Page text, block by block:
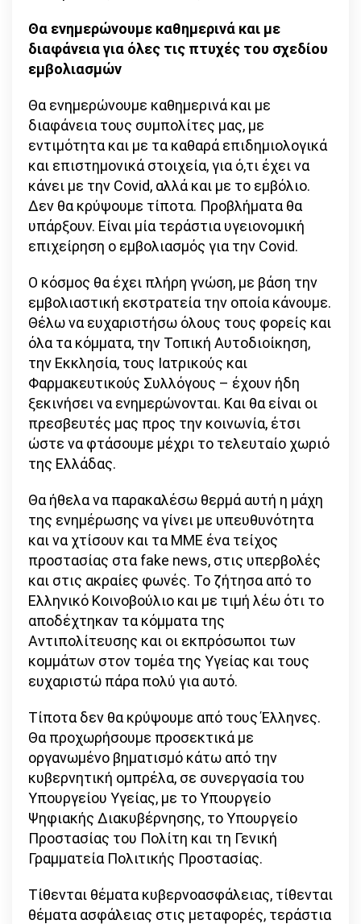
Θα ενημερώνουμε καθημερινά και με
διαφάνεια για όλες τις πτυχές του σχεδίου
εμβολιασμών
Θα ενημερώνουμε καθημερινά και με
διαφάνεια τους συμπολίτες μας, με
εντιμότητα και με τα καθαρά επιδημιολογικά
και επιστημονικά στοιχεία, για ό,τι έχει να
κάνει με την Covid, αλλά και με το εμβόλιο.
Δεν θα κρύψουμε τίποτα. Προβλήματα θα
υπάρξουν. Είναι μία τεράστια υγειονομική
επιχείρηση ο εμβολιασμός για την Covid.
Ο κόσμος θα έχει πλήρη γνώση, με βάση την
εμβολιαστική εκστρατεία την οποία κάνουμε.
Θέλω να ευχαριστήσω όλους τους φορείς και
όλα τα κόμματα, την Τοπική Αυτοδιοίκηση,
την Εκκλησία, τους Ιατρικούς και
Φαρμακευτικούς Συλλόγους – έχουν ήδη
ξεκινήσει να ενημερώνονται. Και θα είναι οι
πρεσβευτές μας προς την κοινωνία, έτσι
ώστε να φτάσουμε μέχρι το τελευταίο χωριό
της Ελλάδας.
Θα ήθελα να παρακαλέσω θερμά αυτή η μάχη
της ενημέρωσης να γίνει με υπευθυνότητα
και να χτίσουν και τα ΜΜΕ ένα τείχος
προστασίας στα fake news, στις υπερβολές
και στις ακραίες φωνές. Το ζήτησα από το
Ελληνικό Κοινοβούλιο και με τιμή λέω ότι το
αποδέχτηκαν τα κόμματα της
Αντιπολίτευσης και οι εκπρόσωποι των
κομμάτων στον τομέα της Υγείας και τους
ευχαριστώ πάρα πολύ για αυτό.
Τίποτα δεν θα κρύψουμε από τους Έλληνες.
Θα προχωρήσουμε προσεκτικά με
οργανωμένο βηματισμό κάτω από την
κυβερνητική ομπρέλα, σε συνεργασία του
Υπουργείου Υγείας, με το Υπουργείο
Ψηφιακής Διακυβέρνησης, το Υπουργείο
Προστασίας του Πολίτη και τη Γενική
Γραμματεία Πολιτικής Προστασίας.
Τίθενται θέματα κυβερνοασφάλειας, τίθενται
θέματα ασφάλειας στις μεταφορές, τεράστια